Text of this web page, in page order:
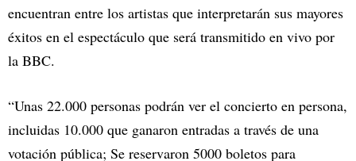
encuentran entre los artistas que interpretarán sus mayores
éxitos en el espectáculo que será transmitido en vivo por
la BBC.
“Unas 22.000 personas podrán ver el concierto en persona,
incluidas 10.000 que ganaron entradas a través de una
votación pública; Se reservaron 5000 boletos para